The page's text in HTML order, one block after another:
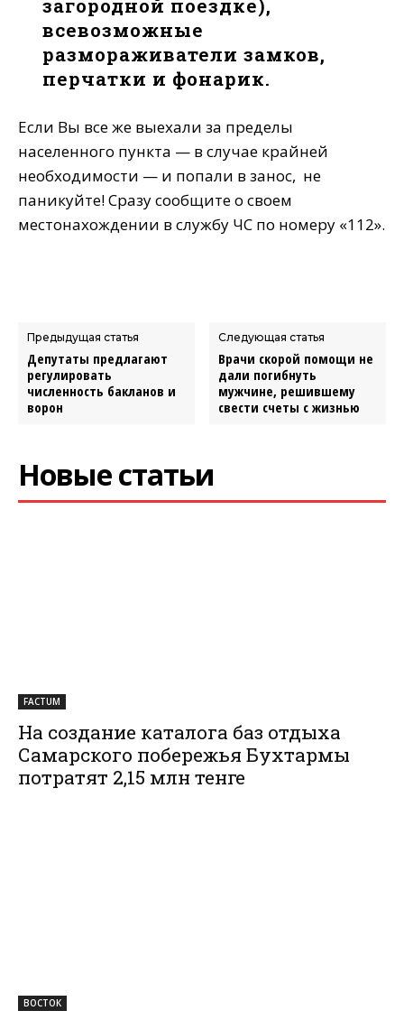
загородной поездке),
всевозможные
размораживатели замков,
перчатки и фонарик.
Если Вы все же выехали за пределы
населенного пункта — в случае крайней
необходимости — и попали в занос, не
паникуйте! Сразу сообщите о своем
местонахождении в службу ЧС по номеру «112».
Предыдущая статья
Депутаты предлагают
регулировать
численность бакланов и
ворон
Следующая статья
Врачи скорой помощи не
дали погибнуть
мужчине, решившему
свести счеты с жизнью
Новые статьи
FACTUM
На создание каталога баз отдыха
Самарского побережья Бухтармы
потратят 2,15 млн тенге
ВОСТОК